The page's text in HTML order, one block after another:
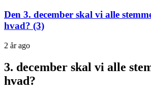
Den 3. december skal vi alle
hvad? (3)
2 år ago
3. december skal vi alle
hvad?